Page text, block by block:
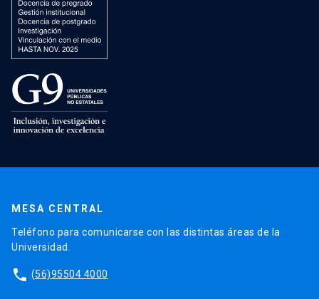
MESA CENTRAL
Teléfono para comunicarse con las distintas áreas de la
Universidad.
phone (56)95504 4000